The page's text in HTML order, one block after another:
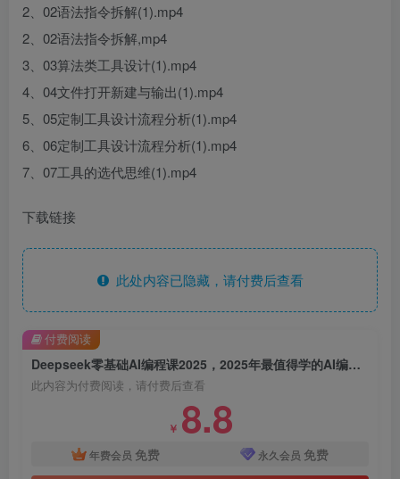
2、02语法指令拆解(1).mp4
2、02语法指令拆解,mp4
3、03算法类工具设计(1).mp4
4、04文件打开新建与输出(1).mp4
5、05定制工具设计流程分析(1).mp4
6、06定制工具设计流程分析(1).mp4
7、07工具的选代思维(1).mp4
下载链接
此处内容已隐藏，请付费后查看
Deepseek零基础AI编程课2025，2025年最值得学的AI编程课程
此内容为付费阅读，请付费后查看
￥ 8.8
年费会员 免费 永久会员 免费
付费阅读